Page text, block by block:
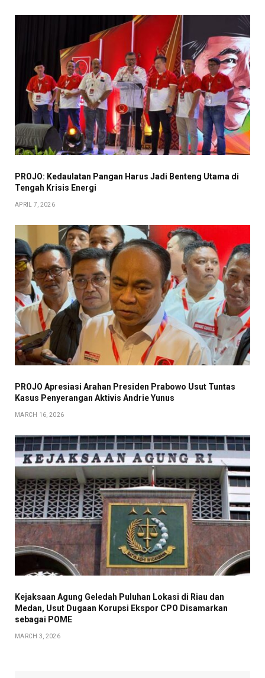
PROJO: Kedaulatan Pangan Harus Jadi Benteng Utama di
Tengah Krisis Energi
APRIL 7, 2026
PROJO Apresiasi Arahan Presiden Prabowo Usut Tuntas
Kasus Penyerangan Aktivis Andrie Yunus
MARCH 16, 2026
Kejaksaan Agung Geledah Puluhan Lokasi di Riau dan
Medan, Usut Dugaan Korupsi Ekspor CPO Disamarkan
sebagai POME
MARCH 3, 2026